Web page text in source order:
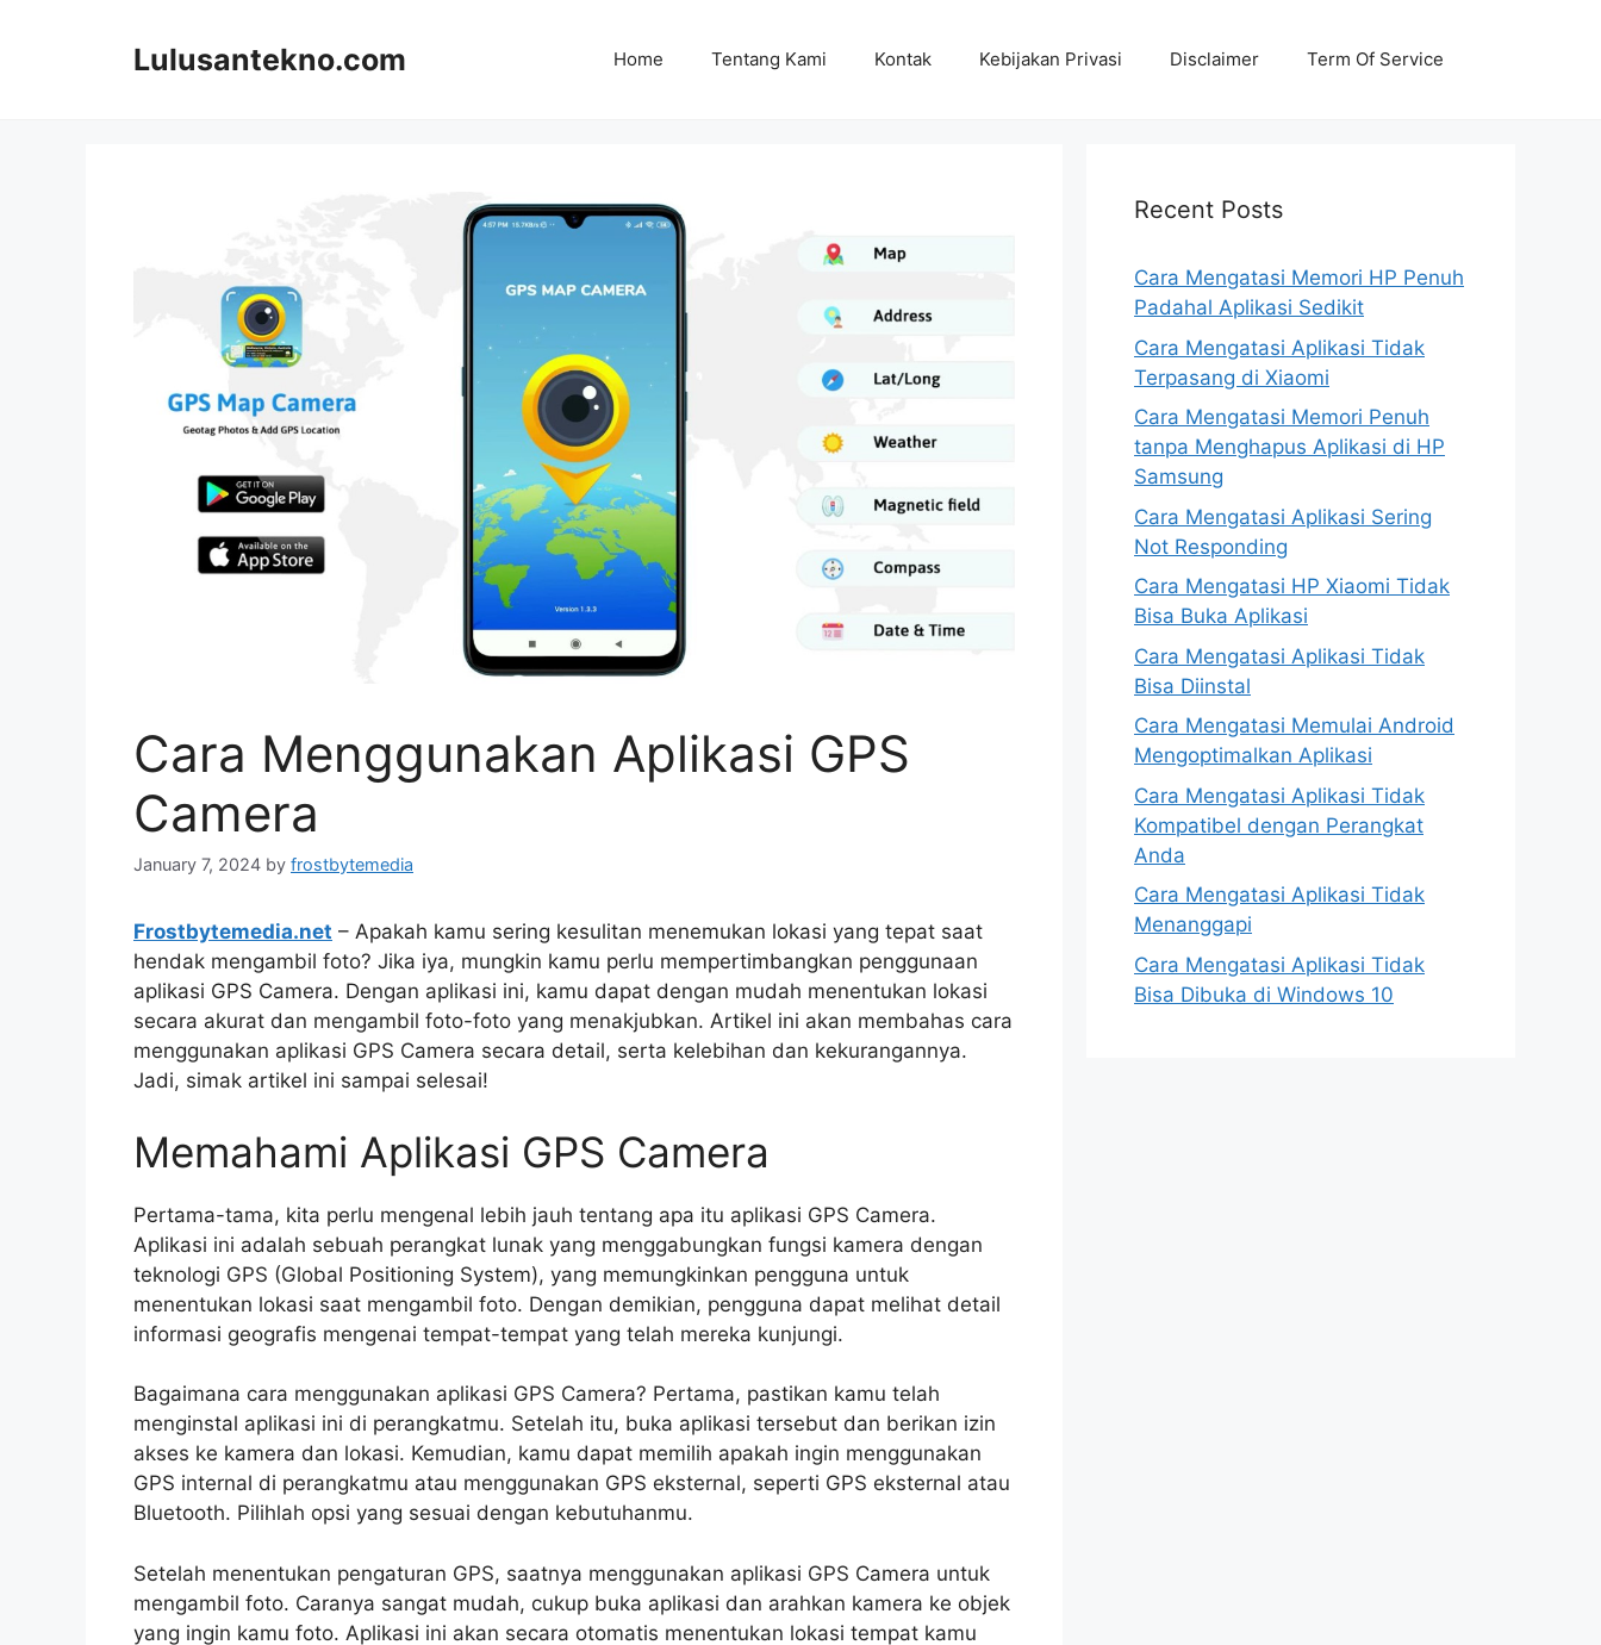
Lulusantekno.com Home Tentang Kami Kontak Kebijakan Privasi Disclaimer Term Of Service
Cara Menggunakan Aplikasi GPS
Camera
January 7, 2024 by frostbytemedia
Frostbytemedia.net – Apakah kamu sering kesulitan menemukan lokasi yang tepat saat
hendak mengambil foto? Jika iya, mungkin kamu perlu mempertimbangkan penggunaan
aplikasi GPS Camera. Dengan aplikasi ini, kamu dapat dengan mudah menentukan lokasi
secara akurat dan mengambil foto-foto yang menakjubkan. Artikel ini akan membahas cara
menggunakan aplikasi GPS Camera secara detail, serta kelebihan dan kekurangannya.
Jadi, simak artikel ini sampai selesai!
Memahami Aplikasi GPS Camera
Pertama-tama, kita perlu mengenal lebih jauh tentang apa itu aplikasi GPS Camera.
Aplikasi ini adalah sebuah perangkat lunak yang menggabungkan fungsi kamera dengan
teknologi GPS (Global Positioning System), yang memungkinkan pengguna untuk
menentukan lokasi saat mengambil foto. Dengan demikian, pengguna dapat melihat detail
informasi geografis mengenai tempat-tempat yang telah mereka kunjungi.
Bagaimana cara menggunakan aplikasi GPS Camera? Pertama, pastikan kamu telah
menginstal aplikasi ini di perangkatmu. Setelah itu, buka aplikasi tersebut dan berikan izin
akses ke kamera dan lokasi. Kemudian, kamu dapat memilih apakah ingin menggunakan
GPS internal di perangkatmu atau menggunakan GPS eksternal, seperti GPS eksternal atau
Bluetooth. Pilihlah opsi yang sesuai dengan kebutuhanmu.
Setelah menentukan pengaturan GPS, saatnya menggunakan aplikasi GPS Camera untuk
mengambil foto. Caranya sangat mudah, cukup buka aplikasi dan arahkan kamera ke objek
yang ingin kamu foto. Aplikasi ini akan secara otomatis menentukan lokasi tempat kamu
Recent Posts
Cara Mengatasi Memori HP Penuh
Padahal Aplikasi Sedikit
Cara Mengatasi Aplikasi Tidak
Terpasang di Xiaomi
Cara Mengatasi Memori Penuh
tanpa Menghapus Aplikasi di HP
Samsung
Cara Mengatasi Aplikasi Sering
Not Responding
Cara Mengatasi HP Xiaomi Tidak
Bisa Buka Aplikasi
Cara Mengatasi Aplikasi Tidak
Bisa Diinstal
Cara Mengatasi Memulai Android
Mengoptimalkan Aplikasi
Cara Mengatasi Aplikasi Tidak
Kompatibel dengan Perangkat
Anda
Cara Mengatasi Aplikasi Tidak
Menanggapi
Cara Mengatasi Aplikasi Tidak
Bisa Dibuka di Windows 10